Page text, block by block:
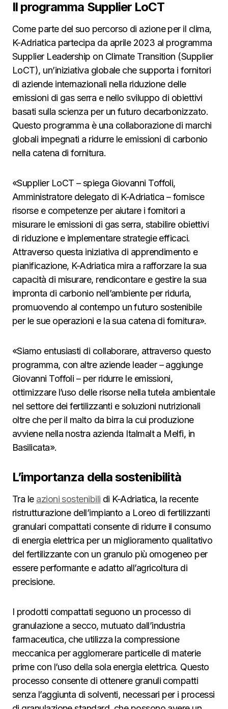
Il programma Supplier LoCT
Come parte del suo percorso di azione per il clima,
K-Adriatica partecipa da aprile 2023 al programma
Supplier Leadership on Climate Transition (Supplier
LoCT), un’iniziativa globale che supporta i fornitori
di aziende internazionali nella riduzione delle
emissioni di gas serra e nello sviluppo di obiettivi
basati sulla scienza per un futuro decarbonizzato.
Questo programma è una collaborazione di marchi
globali impegnati a ridurre le emissioni di carbonio
nella catena di fornitura.
«Supplier LoCT – spiega Giovanni Toffoli,
Amministratore delegato di K-Adriatica – fornisce
risorse e competenze per aiutare i fornitori a
misurare le emissioni di gas serra, stabilire obiettivi
di riduzione e implementare strategie efficaci.
Attraverso questa iniziativa di apprendimento e
pianificazione, K-Adriatica mira a rafforzare la sua
capacità di misurare, rendicontare e gestire la sua
impronta di carbonio nell’ambiente per ridurla,
promuovendo al contempo un futuro sostenibile
per le sue operazioni e la sua catena di fornitura».
«Siamo entusiasti di collaborare, attraverso questo
programma, con altre aziende leader – aggiunge
Giovanni Toffoli – per ridurre le emissioni,
ottimizzare l’uso delle risorse nella tutela ambientale
nel settore dei fertilizzanti e soluzioni nutrizionali
oltre che per il malto da birra la cui produzione
avviene nella nostra azienda Italmalt a Melfi, in
Basilicata».
L’importanza della sostenibilità
Tra le azioni sostenibili di K-Adriatica, la recente
ristrutturazione dell’impianto a Loreo di fertilizzanti
granulari compattati consente di ridurre il consumo
di energia elettrica per un miglioramento qualitativo
del fertilizzante con un granulo più omogeneo per
essere performante e adatto all’agricoltura di
precisione.
I prodotti compattati seguono un processo di
granulazione a secco, mutuato dall’industria
farmaceutica, che utilizza la compressione
meccanica per agglomerare particelle di materie
prime con l’uso della sola energia elettrica. Questo
processo consente di ottenere granuli compatti
senza l’aggiunta di solventi, necessari per i processi